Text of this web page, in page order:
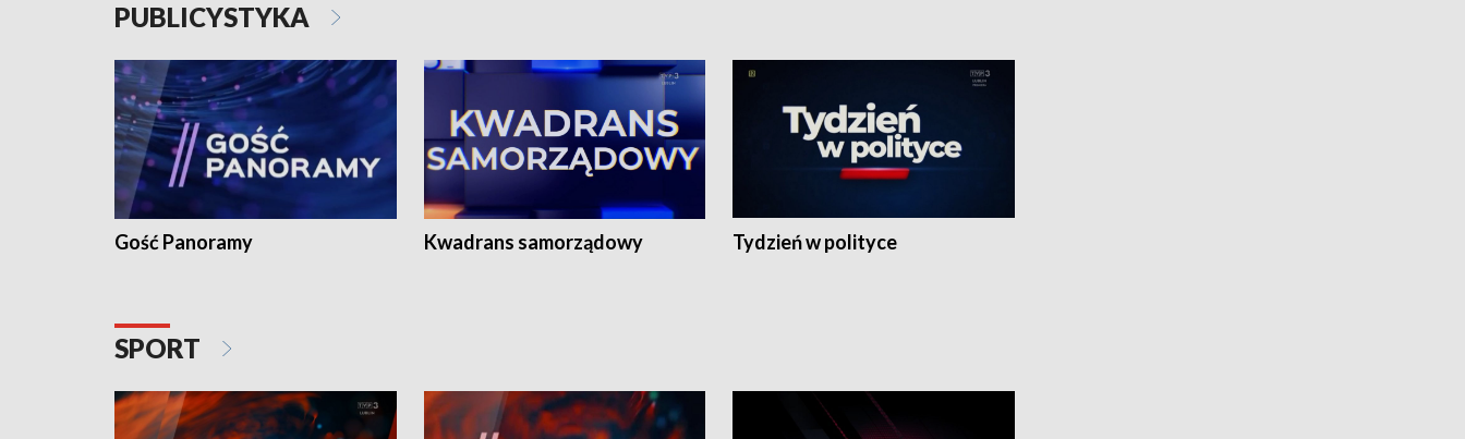
PUBLICYSTYKA
Gość Panoramy Kwadrans samorządowy Tydzień w polityce
SPORT